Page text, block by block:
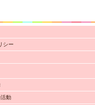
シー
動